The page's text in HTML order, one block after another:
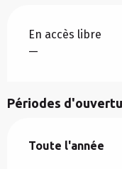
En accès libre
—
Périodes
Toute l'année
Toute l'année